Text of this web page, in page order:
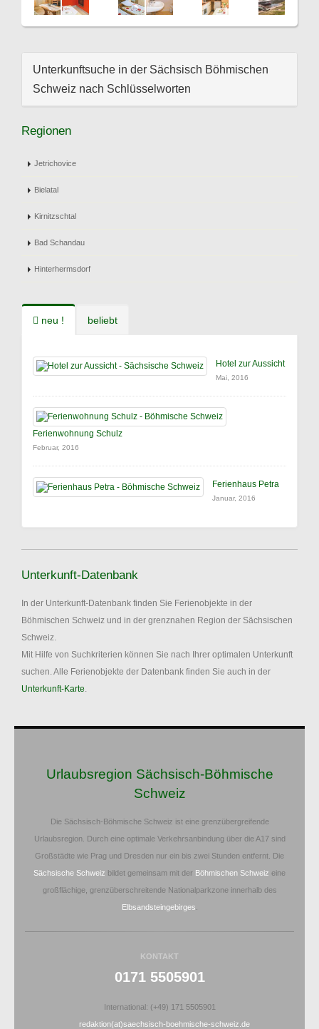
Unterkunftsuche in der Sächsisch Böhmischen
Schweiz nach Schlüsselworten
Regionen
Jetrichovice
Bielatal
Kirnitzschtal
Bad Schandau
Hinterhermsdorf
neu ! beliebt
Hotel zur Aussicht
Mai, 2016
Ferienwohnung Schulz
Februar, 2016
Ferienhaus Petra
Januar, 2016
Unterkunft-Datenbank
In der Unterkunft-Datenbank finden Sie Ferienobjekte in der
Böhmischen Schweiz und in der grenznahen Region der Sächsischen
Schweiz.
Mit Hilfe von Suchkriterien können Sie nach Ihrer optimalen Unterkunft
suchen. Alle Ferienobjekte der Datenbank finden Sie auch in der
Unterkunft-Karte.
Urlaubsregion Sächsisch-Böhmische
Schweiz
Die Sächsisch-Böhmische Schweiz ist eine grenzübergreifende
Urlaubsregion. Durch eine optimale Verkehrsanbindung über die A17 sind
Großstädte wie Prag und Dresden nur ein bis zwei Stunden entfernt. Die
Sächsische Schweiz bildet gemeinsam mit der Böhmischen Schweiz eine
großflächige, grenzüberschreitende Nationalparkzone innerhalb des
Elbsandsteingebirges
KONTAKT
0171 5505901
International: (+49) 171 5505901
redaktion(at)saechsisch-boehmische-schweiz.de